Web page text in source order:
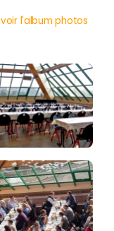
voir l'album photos